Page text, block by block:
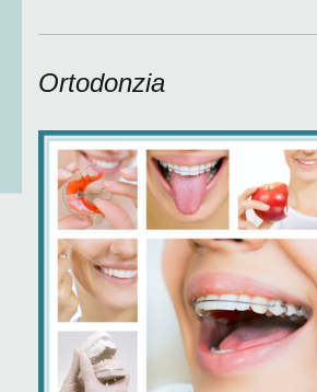
Ortodonzia